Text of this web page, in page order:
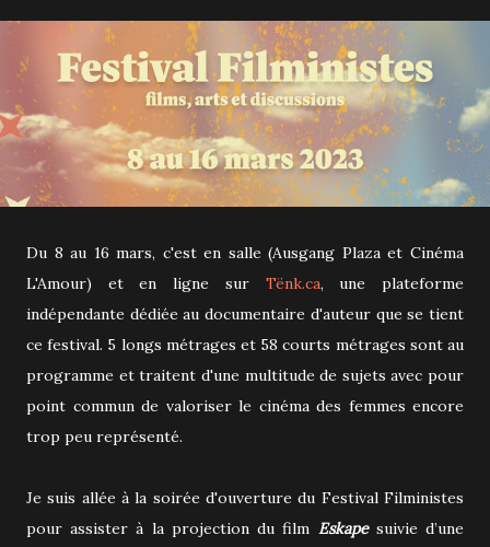
Du 8 au 16 mars, c'est en salle (Ausgang Plaza et Cinéma
L'Amour) et en ligne sur Tënk.ca, une plateforme
indépendante dédiée au documentaire d'auteur que se tient
ce festival. 5 longs métrages et 58 courts métrages sont au
programme et traitent d'une multitude de sujets avec pour
point commun de valoriser le cinéma des femmes encore
trop peu représenté.
Je suis allée à la soirée d'ouverture du Festival Filministes
pour assister à la projection du film Eskapesuivie d’une